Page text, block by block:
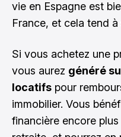
vie en Espagne est
France, et cela tend
Si vous achetez une
vous aurez généré
locatifs pour
immobilier. Vous
financière encore